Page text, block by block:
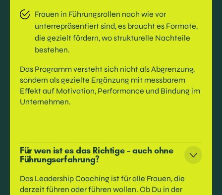
Frauen in Führungsrollen nach wie vor
unterrepräsentiert sind, es braucht es Formate,
die gezielt fördern, wo strukturelle Nachteile
bestehen.
Das Programm versteht sich nicht als Abgrenzung,
sondern als gezielte Ergänzung mit messbarem
Effekt auf Motivation, Performance und Bindung im
Unternehmen.
Für wen ist es das Richtige – auch ohne
Führungserfahrung?
Das Leadership Coaching ist für alle Frauen, die
derzeit führen oder führen wollen. Ob Du in der